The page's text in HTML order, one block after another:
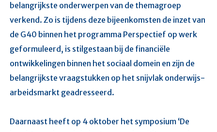
belangrijkste onderwerpen van de themagroep
verkend. Zo is tijdens deze bijeenkomsten de inzet van
de G40 binnen het programma Perspectief op werk
geformuleerd, is stilgestaan bij de financiële
ontwikkelingen binnen het sociaal domein en zijn de
belangrijkste vraagstukken op het snijvlak onderwijs-
arbeidsmarkt geadresseerd.
Daarnaast heeft op 4 oktober het symposium ‘De